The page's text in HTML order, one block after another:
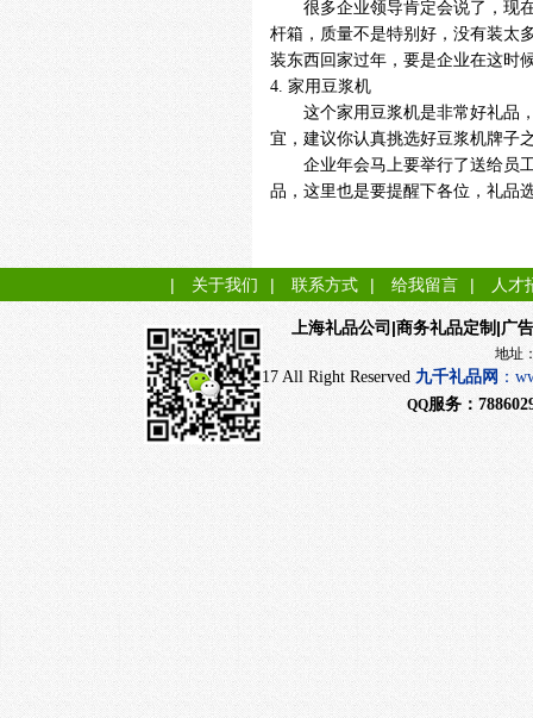
很多企业领导肯定会说了，现
杆箱，质量不是特别好，没有装太
装东西回家过年，要是企业在这时
4. 家用豆浆机
这个家用豆浆机是非常好礼品
宜，建议你认真挑选好豆浆机牌子
企业年会马上要举行了送给员
品，这里也是要提醒下各位，礼品
上海礼品公司 |商务礼品定制|广
地址：上海市闵行
CopyRight 2017 All Right Reserved 九千礼品网 ：
QQ服务：
| 关于我们 | 联系方式 | 给我留言 | 人才